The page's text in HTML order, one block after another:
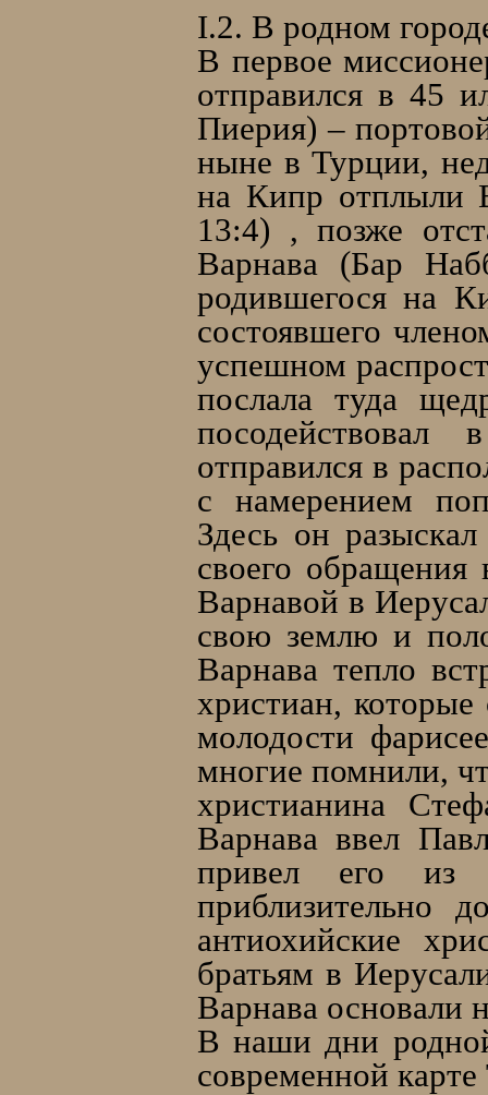
I.2. В родном
В первое
отправился в 45
Пиерия) –
ныне в Турции,
на Кипр отплыли
13:4) , позже
Варнава (Бар
родившегося на
состоявшего
успешном
послала туда
отправился в
с намерением
Здесь он
своего обращения
Варнавой в
свою землю и
Варнава тепло
христиан,
молодости
многие помнили,
христианина
Варнава ввел
привел его из
приблизительно
антиохийские
братьям в
Варнава основали
В наши дни
современной